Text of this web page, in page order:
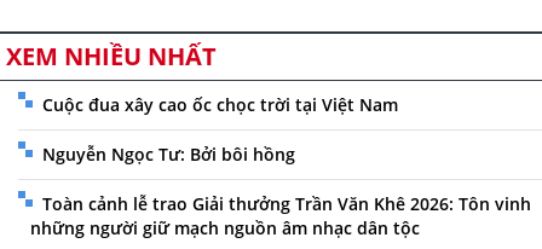
XEM NHIỀU NHẤT
Cuộc đua xây cao ốc chọc trời tại Việt Nam
Nguyễn Ngọc Tư: Bởi bôi hồng
Toàn cảnh lễ trao Giải thưởng Trần Văn Khê 2026: Tôn vinh
những người giữ mạch nguồn âm nhạc dân tộc